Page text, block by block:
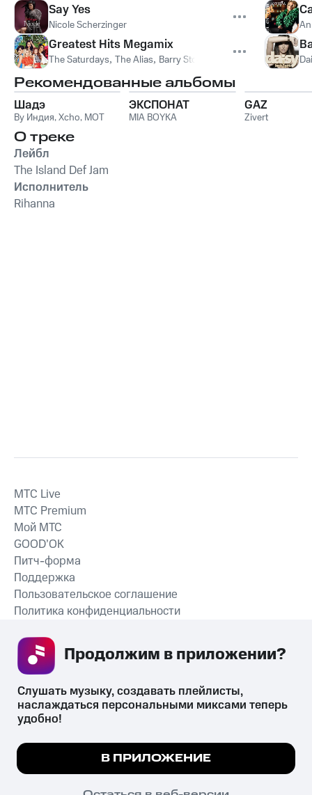
Say Yes
Nicole Scherzinger
Greatest Hits Megamix
The Saturdays, The Alias, Barry Stone Julian Gingell
Рекомендованные альбомы
Шадэ
By Индия,Xcho, MOT
ЭКСПОНАТ
MIA BOYKA
GAZ
Zivert
О треке
Лейбл
The Island Def Jam
Исполнитель
Rihanna
СКАЧАТЬ ПРИЛОЖЕНИЕ
MTС Live
MTС Premium
Мой МТС
GOOD’OK
Питч-форма
Поддержка
Пользовательское соглашение
Политика конфиденциальности
психотропных веществ, их аналогов причиняет вред здоровью,
их незаконный оборот запрещён и влечёт установленную
законодательством ответственность.
© 2026 ООО «КИОН».
Мы используем куки, чтобы на сайте все
Подробнее
ПОНЯТНО
Слушать музыку, создавать плейлисты,
наслаждаться персональными миксами теперь
удобно!
В ПРИЛОЖЕНИЕ